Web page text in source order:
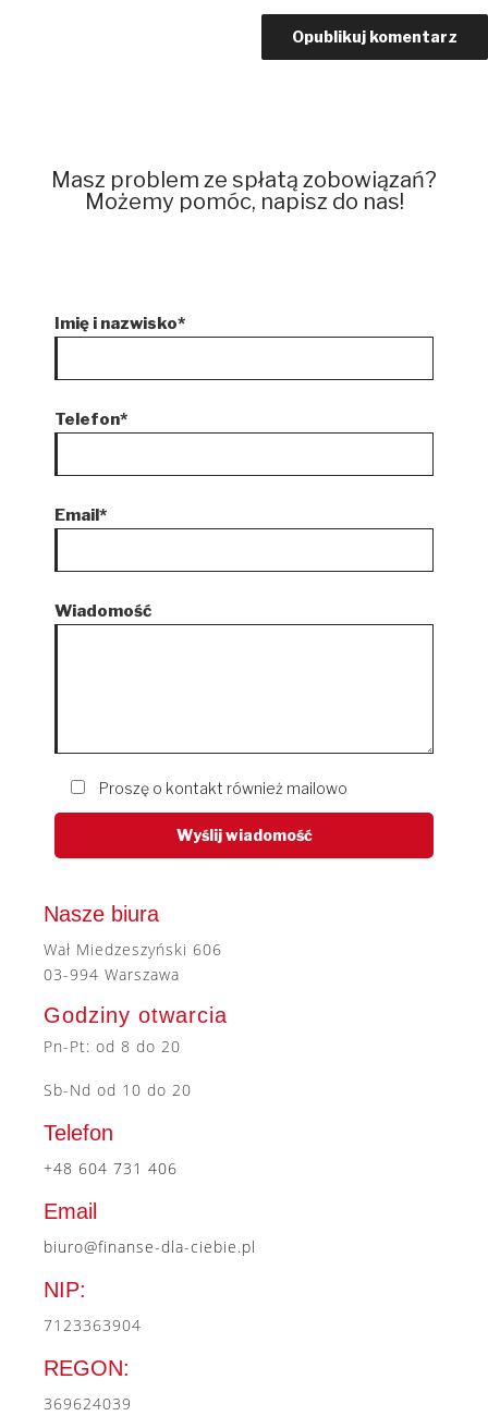
Masz problem ze spłatą zobowiązań?
Możemy pomóc, napisz do nas!
Imię i nazwisko*
Telefon*
Email*
Wiadomość
Proszę o kontakt również mailowo
Nasze biura
Wał Miedzeszyński 606
03-994 Warszawa
Godziny otwarcia
Pn-Pt: od 8 do 20
Sb-Nd od 10 do 20
Telefon
+48 604 731 406
Email
biuro@finanse-dla-ciebie.pl
NIP:
7123363904
REGON:
369624039